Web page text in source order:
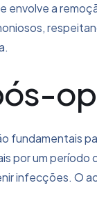
envolve a
fundamentais
por um
infecções. O